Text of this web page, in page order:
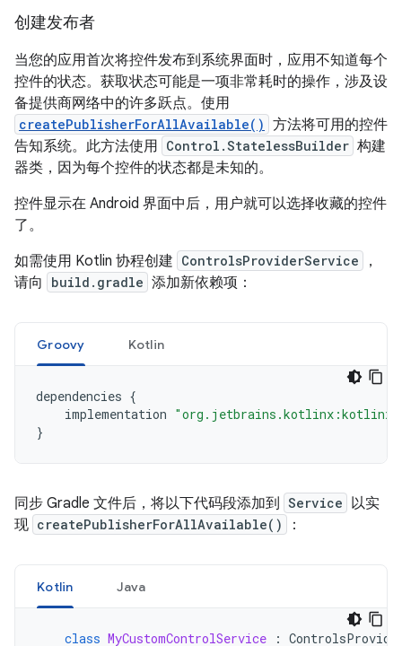
创建发布者
当您的应用首次将控件发布到系统界面时，应用不知道每个
控件的状态。获取状态可能是一项非常耗时的操作，涉及设
备提供商网络中的许多跃点。使用
createPublisherForAllAvailable() 方法将可用的控件
告知系统。此方法使用 Control.StatelessBuilder 构建
器类，因为每个控件的状态都是未知的。
控件显示在 Android 界面中后，用户就可以选择收藏的控件
了。
如需使用 Kotlin 协程创建 ControlsProviderService
，
请向
build.gradle 添加新依赖项：
Groovy Kotlin
dependencies {
implementation "org.jetbrains.kotlinx:kotlinx-
}
同步 Gradle 文件后，将以下代码段添加到 Service 以实
现 createPublisherForAllAvailable() ：
Kotlin Java
class MyCustomControlService :